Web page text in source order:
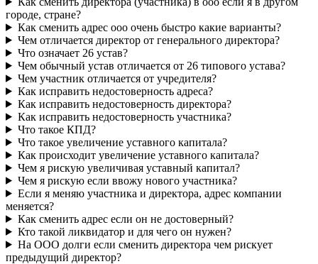
городе, стране?
Как сменить адрес ооо очень быстро какие варианты?
Чем отличается директор от генерального директора?
Что означает 26 устав?
Чем обычный устав отличается от 26 типового устава?
Чем участник отличается от учредителя?
Как исправить недостоверность адреса?
Как исправить недостоверность директора?
Как исправить недостоверность участника?
Что такое КПД?
Что такое увеличение уставного капитала?
Как происходит увеличение уставного капитала?
Чем я рискую увеличивая уставный капитал?
Чем я рискую если ввожу нового участника?
Если я меняю участника и директора, адрес компании
меняется?
Как сменить адрес если он не достоверный?
Кто такой ликвидатор и для чего он нужен?
На ООО долги если сменить директора чем рискует
предыдущий директор?